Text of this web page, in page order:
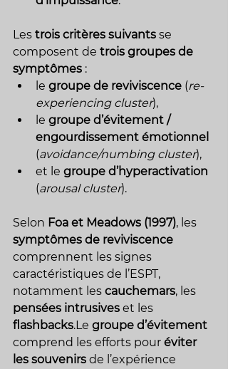
Les trois critères suivants se
composent de trois groupes de
symptômes :
le groupe de reviviscence (re-
experiencing cluster),
le groupe d’évitement /
engourdissement émotionnel
(avoidance/numbing cluster),
et le groupe d’hyperactivation
(arousal cluster).
Selon Foa et Meadows (1997), les
symptômes de reviviscence
comprennent les signes
caractéristiques de l’ESPT,
notamment les cauchemars, les
pensées intrusives et les
flashbacks.Le groupe d’évitement
comprend les efforts pour éviter
les souvenirs de l’expérience